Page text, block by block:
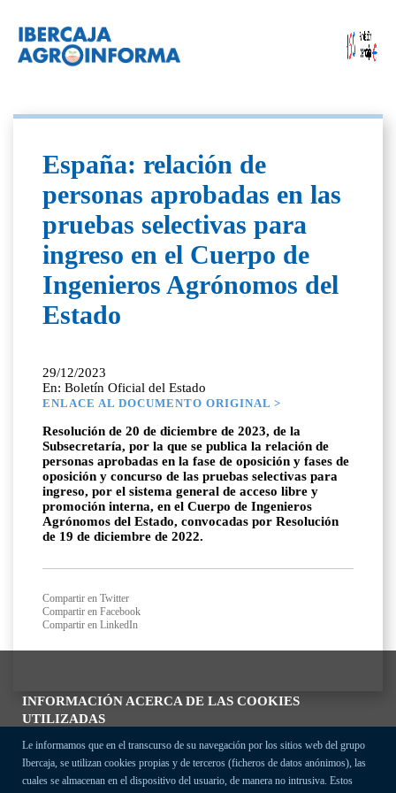
INFORMACIÓN ACERCA DE LAS COOKIES
UTILIZADAS
Le informamos que en el transcurso de su navegación por los sitios web del grupo
Ibercaja, se utilizan cookies propias y de terceros (ficheros de datos anónimos), las
cuales se almacenan en el dispositivo del usuario, de manera no intrusiva. Estos
España: relación de
personas aprobadas en las
pruebas selectivas para
ingreso en el Cuerpo de
Ingenieros Agrónomos del
Estado
29/12/2023
En: Boletín Oficial del Estado
ENLACE AL DOCUMENTO ORIGINAL >
Resolución de 20 de diciembre de 2023, de la
Subsecretaría, por la que se publica la relación de
personas aprobadas en la fase de oposición y fases de
oposición y concurso de las pruebas selectivas para
ingreso, por el sistema general de acceso libre y
promoción interna, en el Cuerpo de Ingenieros
Agrónomos del Estado, convocadas por Resolución
de 19 de diciembre de 2022.
Compartir en Twitter
Compartir en Facebook
Compartir en LinkedIn